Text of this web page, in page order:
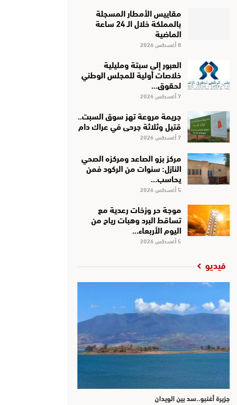
مقاييس الأمطار المسجلة
بالمملكة خلال الـ 24 ساعة
الماضية
8 أغسطس 2026
العبور إلى سبتة ومليلية
خلاصات أولية للمجلس الوطني
لحقوق…
7 أغسطس 2026
جريمة مروعة تهز سوق السبت..
قتيل وثلاثة جرحى في عراك دام
7 أغسطس 2026
مركز بزو الصاعد ومركزه الصحي
النازل: سنوات من الركود فمن
يحاسب…
5 أغسطس 2026
موجة حر وزخات رعدية مع
تساقط البرد وهبات رياح من
اليوم الأربعاء…
5 أغسطس 2026
فيديو
جزيرة أغنبو..سد بين الويدان